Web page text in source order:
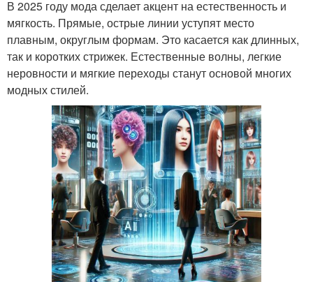
В 2025 году мода сделает акцент на естественность и
мягкость. Прямые, острые линии уступят место
плавным, округлым формам. Это касается как длинных,
так и коротких стрижек. Естественные волны, легкие
неровности и мягкие переходы станут основой многих
модных стилей.